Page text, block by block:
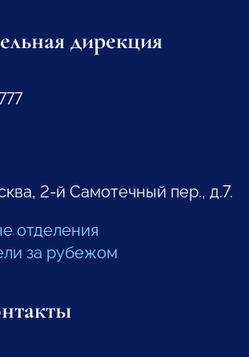
дирекция
2-й Самотечный пер., д.7.
отделения
за рубежом